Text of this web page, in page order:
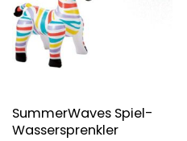
SummerWaves Spiel-
Wassersprenkler